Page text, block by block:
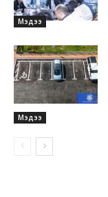
Мэдээ
Мэдээ